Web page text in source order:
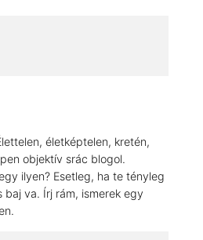
életképtelen, kretén,
objektív srác blogol.
ilyen? Esetleg, ha te tényleg
baj va. Írj rám, ismerek egy